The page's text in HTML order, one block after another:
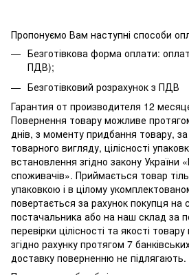
Пропонуємо Вам наступні способи
Безготівкова форма оплати:
ПДВ);
Безготівковий розрахунок з ПДВ
Гарантия от производителя 12
Повернення товару можливе
днів, з моменту придбання товару,
товарного вигляду, цілісності
встановлення згідно закону України
споживачів». Приймається товар
упаковкою і в цілому
повертається за рахунок покупця на
постачальника або на наш склад за
перевірки цілісності та якості
згідно рахунку протягом 7
доставку поверненню не підлягають.